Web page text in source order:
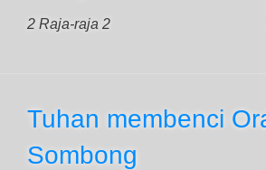
2 Raja-raja 2
Tuhan membenci
Sombong